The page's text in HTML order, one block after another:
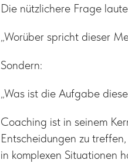
Die nützlichere Frage
„Worüber spricht dieser
Sondern:
„Was ist die Aufgabe
Coaching ist in seinem
Entscheidungen zu
in komplexen Situationen